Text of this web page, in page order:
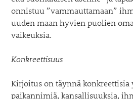
onnistuu ”vammauttamaan”
uuden maan hyvien puolien
vaikeuksia.
Konkreettisuus
Kirjoitus on täynnä konkreettisia
paikannimiä, kansallisuuksia,